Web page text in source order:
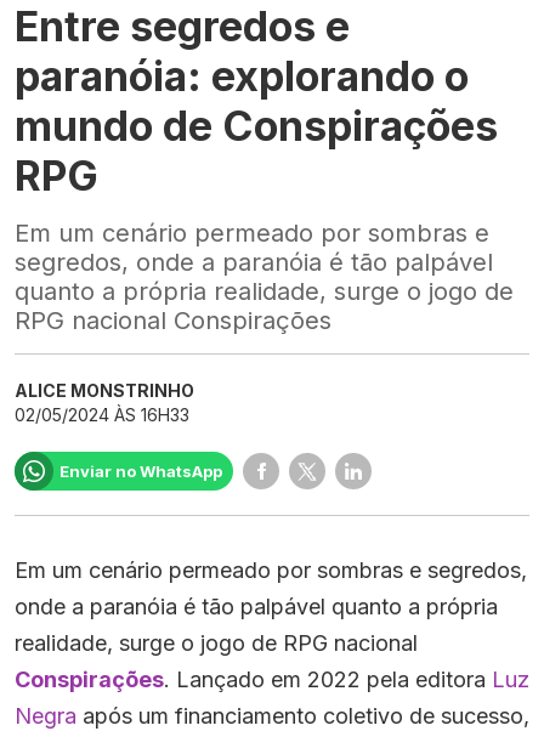
Entre segredos e
paranóia: explorando o
mundo de Conspirações
RPG
Em um cenário permeado por sombras e
segredos, onde a paranóia é tão palpável
quanto a própria realidade, surge o jogo de
RPG nacional Conspirações
ALICE MONSTRINHO
02/05/2024 ÀS 16H33
Enviar no WhatsApp
Em um cenário permeado por sombras e segredos,
onde a paranóia é tão palpável quanto a própria
realidade, surge o jogo de RPG nacional
Conspirações. Lançado em 2022 pela editora Luz
Negra após um financiamento coletivo de sucesso,